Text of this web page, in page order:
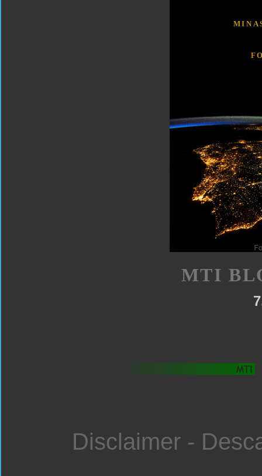
MTI
Disclaimer -